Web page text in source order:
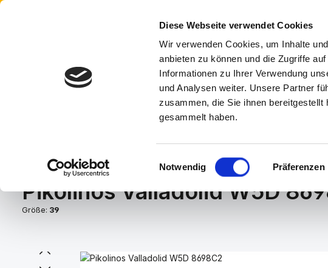
Diese Webseite verwendet Cookies
Wir verwenden Cookies, um Inhalte
anbieten zu können und die Zugriffe
Informationen zu Ihrer Verwendung
und Analysen weiter. Unsere Partner
zusammen, die Sie ihnen
gesammelt haben.
Einwilligungsauswahl
Notwendig Präferenzen
Alle Kategorien
DAMENSCHUHE KINDERSCHUHE
Pikolinos Valladolid W5D
Größe: 39
Bildergalerie überspringen